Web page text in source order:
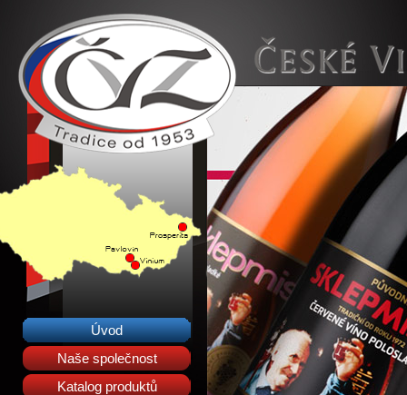
Úvod
Naše společnost
Katalog produktů